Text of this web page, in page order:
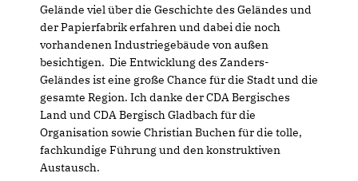
Gelände viel über die Geschichte des Geländes und
der Papierfabrik erfahren und dabei die noch
vorhandenen Industriegebäude von außen
besichtigen. Die Entwicklung des Zanders-
Geländes ist eine große Chance für die Stadt und die
gesamte Region. Ich danke der CDA Bergisches
Land und CDA Bergisch Gladbach für die
Organisation sowie Christian Buchen für die tolle,
fachkundige Führung und den konstruktiven
Austausch.